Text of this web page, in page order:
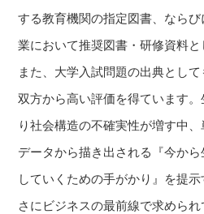
する教育機関の指定図書、なら
業において推奨図書・研修資料と
また、大学入試問題の出典とし
双方から高い評価を得ています
り社会構造の不確実性が増す中、
データから描き出される『今か
していくための手がかり』を提
さにビジネスの最前線で求められ